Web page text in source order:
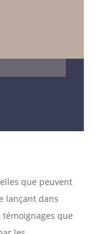
que peuvent
lançant dans
que